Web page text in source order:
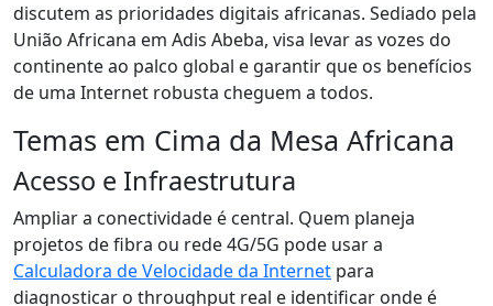
discutem as prioridades digitais africanas. Sediado pela
União Africana em Adis Abeba, visa levar as vozes do
continente ao palco global e garantir que os benefícios
de uma Internet robusta cheguem a todos.
Temas em Cima da Mesa Africana
Acesso e Infraestrutura
Ampliar a conectividade é central. Quem planeja
projetos de fibra ou rede 4G/5G pode usar a
Calculadora de Velocidade da Internet para
diagnosticar o throughput real e identificar onde é